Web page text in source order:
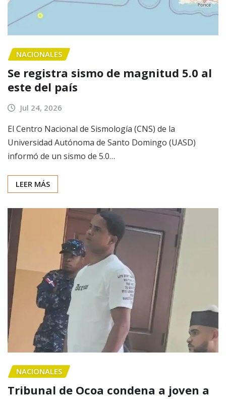
NACIONALES
Se registra sismo de magnitud 5.0 al
este del país
Jul 24, 2026
El Centro Nacional de Sismología (CNS) de la
Universidad Autónoma de Santo Domingo (UASD)
informó de un sismo de 5.0…
LEER MÁS
NACIONALES
Tribunal de Ocoa condena a joven a